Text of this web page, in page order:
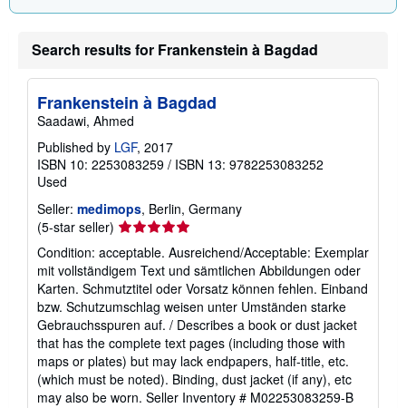
Search results for Frankenstein à Bagdad
Frankenstein à Bagdad
Saadawi, Ahmed
Published by LGF, 2017
ISBN 10: 2253083259 / ISBN 13: 9782253083252
Used
Seller: medimops, Berlin, Germany
(5-star seller) Seller
rating
5
out
of
5
stars
Condition: acceptable. Ausreichend/Acceptable: Exemplar
mit vollständigem Text und sämtlichen Abbildungen oder
Karten. Schmutztitel oder Vorsatz können fehlen. Einband
bzw. Schutzumschlag weisen unter Umständen starke
Gebrauchsspuren auf. / Describes a book or dust jacket
that has the complete text pages (including those with
maps or plates) but may lack endpapers, half-title, etc.
(which must be noted). Binding, dust jacket (if any), etc
may also be worn. Seller Inventory # M02253083259-B